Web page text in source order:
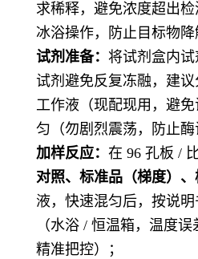
求稀释，避免浓度超出
冰浴操作，防止目标物降
试剂准备： 将试剂盒内
试剂避免反复冻融，建
工作液（现配现用，避
匀（勿剧烈震荡，防止酶
加样反应： 在 96 孔板 /
对照、标准品（梯度）、
液，快速混匀后，按说明
（水浴 / 恒温箱，温度
精准把控）；